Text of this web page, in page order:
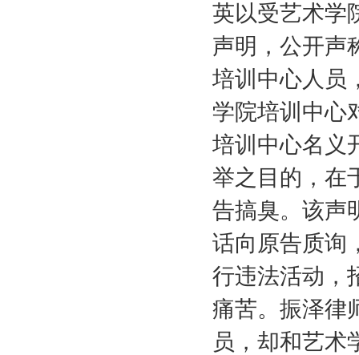
英以受艺术学
声明，公开声
培训中心人员
学院培训中心
培训中心名义
举之目的，在
告搞臭。该声
话向原告质询
行违法活动，
痛苦。振泽律
员，却和艺术